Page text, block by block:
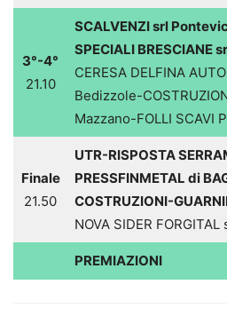
3°-4°
21.10
SCALVENZI srl
SPECIALI BRESCIANE
CERESA DELFINA
Bedizzole-
Mazzano-FOLLI SCAVI
Finale
21.50
UTR-RISPOSTA
PRESSFINMETAL di
COSTRUZIONI-
NOVA SIDER
PREMIAZIONI